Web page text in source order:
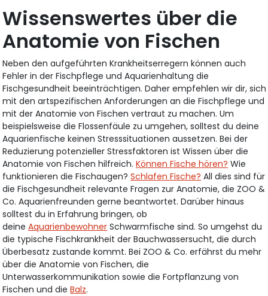
Wissenswertes über die
Anatomie von Fischen
Neben den aufgeführten Krankheitserregern können auch
Fehler in der Fischpflege und Aquarienhaltung die
Fischgesundheit beeinträchtigen. Daher empfehlen wir dir, sich
mit den artspezifischen Anforderungen an die Fischpflege und
mit der Anatomie von Fischen vertraut zu machen. Um
beispielsweise die Flossenfäule zu umgehen, solltest du deine
Aquarienfische keinen Stresssituationen aussetzen. Bei der
Reduzierung potenzieller Stressfaktoren ist Wissen über die
Anatomie von Fischen hilfreich.Können Fische hören? Wie
funktionieren die Fischaugen?Schlafen Fische? All dies sind für
die Fischgesundheit relevante Fragen zur Anatomie, die ZOO &
Co. Aquarienfreunden gerne beantwortet. Darüber hinaus
solltest du in Erfahrung bringen, ob
deineAquarienbewohner Schwarmfische sind. So umgehst du
die typische Fischkrankheit der Bauchwassersucht, die durch
Überbesatz zustande kommt. Bei ZOO & Co. erfährst du mehr
über die Anatomie von Fischen, die
Unterwasserkommunikation sowie die Fortpflanzung von
Fischen und dieBalz.